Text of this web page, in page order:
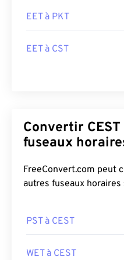
EET à PKT
EET à CST
Convertir
fuseaux
FreeConvert.com peut
autres fuseaux horaires
PST à CEST
WET à CEST